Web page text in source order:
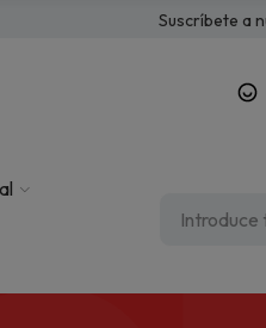
Suscríbete a